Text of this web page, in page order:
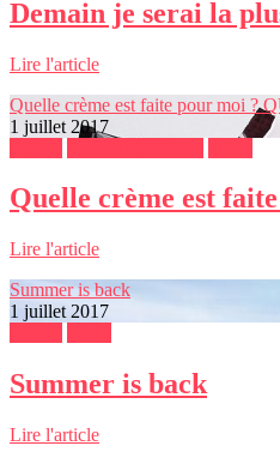
Demain je serai la
Lire l'article
Quelle crème est faite pour moi ?
1 juillet 2017
Quelle crème est
Lire l'article
Summer is back
1 juillet 2017
Summer is back
Lire l'article